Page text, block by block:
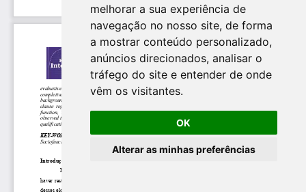
melhorar a sua experiência de
navegação no nosso site, de forma
a mostrar conteúdo personalizado,
anúncios direcionados, analisar o
tráfego do site e entender de onde
vêm os visitantes.
OK
Alterar as minhas preferências